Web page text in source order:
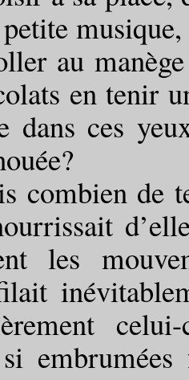
au
en tenir
dans ces
de
les
si